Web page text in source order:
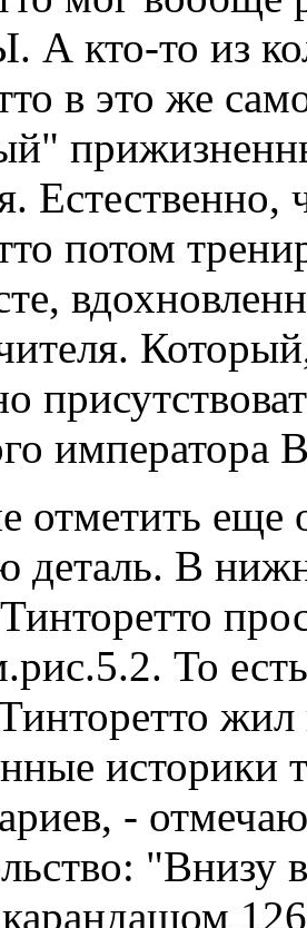
кто-то из
в это же
Естественно,
потом
императора
отметить еще
деталь. В
То
историки
-
"Внизу